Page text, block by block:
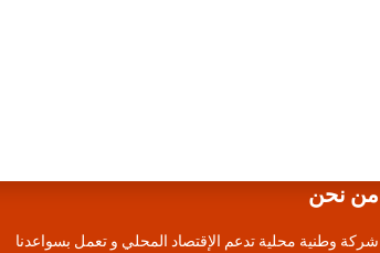
من نحن
شركة وطنية محلية تدعم الإقتصاد المحلي و تعمل بسواعدنا